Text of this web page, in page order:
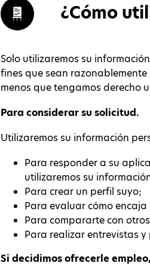
¿Cómo
Solo utilizaremos su
fines que sean
menos que tengamos derecho
Para considerar su solicitud.
Utilizaremos su información
Para responder a su
utilizaremos su
Para crear un perfil suyo;
Para evaluar cómo
Para compararte con
Para realizar entrevistas
Si decidimos ofrecerle